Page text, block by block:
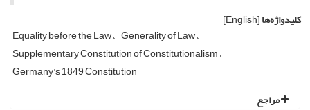
کلیدواژه‌ها[English]
Equality before the Law Generality of Law
Supplementary Constitution of Constitutionalism
Germany's 1849 Constitution
مراجع